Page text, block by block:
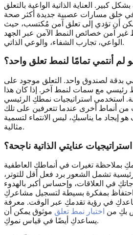
كبير. العناية الذاتية الواعية بالتعلق
خلق مسارات عصبية جديدة أكثر صحة
أن تؤدي إلى تعلق آمن مُكتسب، حيث
غير آمن خصائص النمط الآمن عبر الجهد
الواعي، تجارب الشفاء، والوعي الذاتي.
لم أنتمي تمامًا لنمط تعلق واحد؟
بدقة لصندوق واحد. التعلق موجود على
رئيسي مع سمات لنمط آخر. إذا كان هذا
استخدمي استراتيجيات نمطكِ الرئيسي
من أنماط أخرى عندما تتعرفين على تلك
هو إيجاد ما يناسبكِ، ليس الانتماء لتسمية
مثالية.
عنايتي الذاتية ناجحة؟
بملاحظة تغيرات في أنماطكِ العاطفية
تشمل الشعور برد فعل أقل للتوتر،
في العلاقات، وإحساس أكبر بالهدوء
احتفاظ بمفكرة بسيطة لتسجيل مشاعركِ
في رؤية تقدمكِ عبر الوقت. معرفة
بكِ من اختبار نمط تعلق موثوق يمكن أن
يساعدكِ أيضًا في قياس نموكِ.